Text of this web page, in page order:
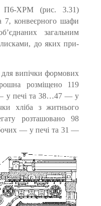
П6-ХРМ (рис. 3.31)
7, конвеєрного шафи
загальним
до яких при­
для випічки формових
розміщено 119
у печі та 38…47 — у
хліба з житнього
розташовано 98
— у печі та 31 —